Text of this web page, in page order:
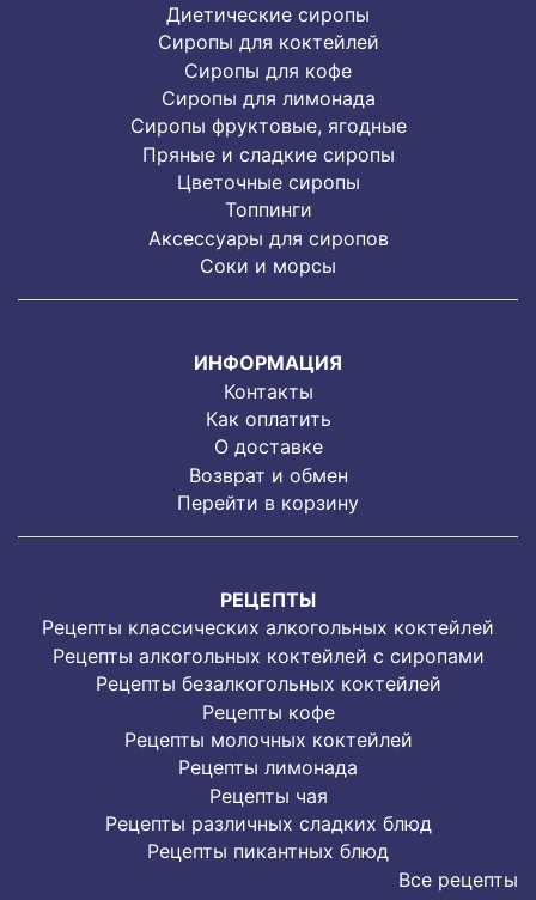
Диетические сиропы
Сиропы для коктейлей
Сиропы для кофе
Сиропы для лимонада
Cиропы фруктовые, ягодные
Пряные и сладкие сиропы
Цветочные сиропы
Топпинги
Аксессуары для сиропов
Соки и морсы
ИНФОРМАЦИЯ
Контакты
Как оплатить
О доставке
Возврат и обмен
Перейти в корзину
РЕЦЕПТЫ
Рецепты классических алкогольных коктейлей
Рецепты алкогольных коктейлей с сиропами
Рецепты безалкогольных коктейлей
Рецепты кофе
Рецепты молочных коктейлей
Рецепты лимонада
Рецепты чая
Рецепты различных сладких блюд
Рецепты пикантных блюд
Все рецепты